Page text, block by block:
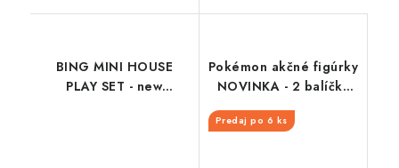
BING MINI HOUSE
PLAY SET - new
Pokémon akčné figúrky
NOVINKA - 2 balíčky
(Charmander &
Predaj po 6 ks